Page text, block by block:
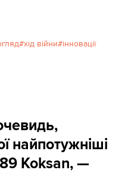
продумане
і загальну
офіцер армії однієї
які виклав у статті
зробили
хід війни інновації
найпотужніші
Koksan, —